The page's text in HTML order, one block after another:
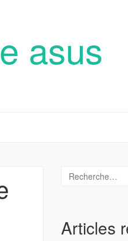
asus
Articles